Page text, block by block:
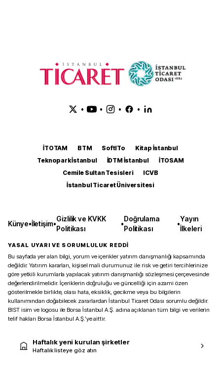
• • • •
İTOTAM BTM SoftITo
Kitap İstanbul
Teknopark İstanbul
İDTM İstanbul
İTOSAM
Cemile Sultan Tesisleri
ICVB
İstanbul Ticaret Üniversitesi
Künye•İletişim•
Gizlilik ve KVKK
Politikası
•
Doğrulama
Politikası
•
Yayın
İlkeleri
YASAL UYARI VE SORUMLULUK REDDİ
Bu sayfada yer alan bilgi, yorum ve içerikler yatırım danışmanlığı kapsamında
değildir. Yatırım kararları, kişisel mali durumunuz ile risk ve getiri tercihlerinize
göre yetkili kurumlarla yapılacak yatırım danışmanlığı sözleşmesi çerçevesinde
değerlendirilmelidir. İçeriklerin doğruluğu ve güncelliği için azami özen
gösterilmekle birlikte, olası hata, eksiklik, gecikme veya bu bilgilerin
kullanımından doğabilecek zararlardan İstanbul Ticaret Odası sorumlu değildir.
BIST isim ve logosu ile Borsa İstanbul A.Ş. adına açıklanan tüm bilgi ve verilerin
telif hakları Borsa İstanbul A.Ş.’ye aittir.
Haftalık yeni kurulan şirketler
Haftalık listeye göz atın